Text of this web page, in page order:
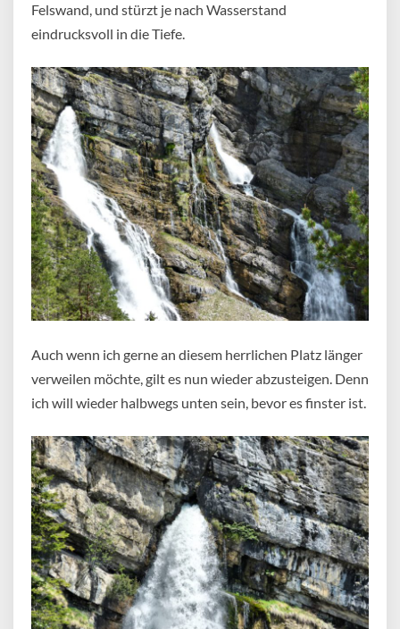
Felswand, und stürzt je nach Wasserstand
eindrucksvoll in die Tiefe.
Auch wenn ich gerne an diesem herrlichen Platz länger
verweilen möchte, gilt es nun wieder abzusteigen. Denn
ich will wieder halbwegs unten sein, bevor es finster ist.